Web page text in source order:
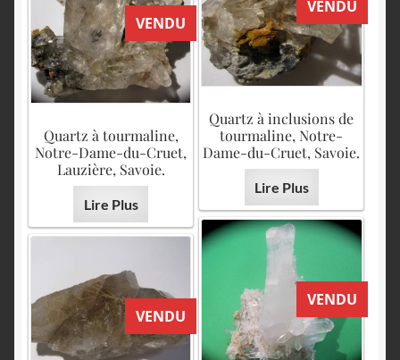
VENDU
Quartz à inclusions de
tourmaline, Notre-
Dame-du-Cruet, Savoie.
Lire Plus
VENDU
Quartz à tourmaline,
Notre-Dame-du-Cruet,
Lauzière, Savoie.
Lire Plus
VENDU
VENDU